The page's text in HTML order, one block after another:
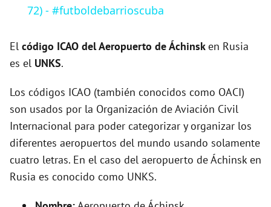
a
y
i
d
72) - #futboldebarrioscuba
El código ICAO delAeropuerto de Áchinsken Rusia
es el UNKS.
Los códigos ICAO (también conocidos como OACI)
son usados por la Organización de Aviación Civil
Internacional para poder categorizar y organizar los
diferentes aeropuertos del mundo usando solamente
cuatro letras. En el caso del aeropuerto de Áchinsk en
Rusia es conocido como UNKS.